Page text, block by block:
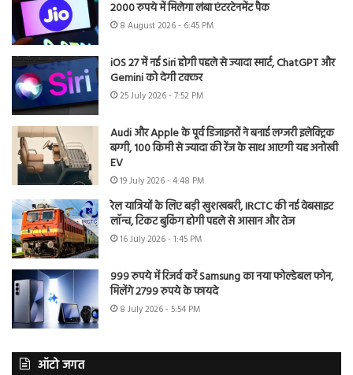
2000 रुपये में मिलेगा लंबा एंटरटेनमेंट पैक
8 August 2026 - 6:45 PM
iOS 27 में नई Siri होगी पहले से ज्यादा स्मार्ट, ChatGPT और
Gemini को देगी टक्कर
25 July 2026 - 7:52 PM
Audi और Apple के पूर्व डिजाइनरों ने बनाई लग्जरी इलेक्ट्रिक
बग्गी, 100 किमी से ज्यादा की रेंज के साथ आएगी यह अनोखी
EV
19 July 2026 - 4:48 PM
रेल यात्रियों के लिए बड़ी खुशखबरी, IRCTC की नई वेबसाइट
लॉन्च, टिकट बुकिंग होगी पहले से आसान और तेज
16 July 2026 - 1:45 PM
999 रुपये में रिजर्व करें Samsung का नया फोल्डेबल फोन,
मिलेंगे 2799 रुपये के फायदे
8 July 2026 - 5:54 PM
ऑटो जगत